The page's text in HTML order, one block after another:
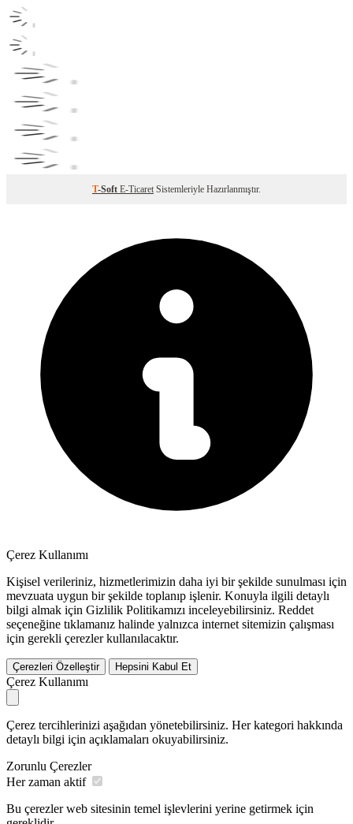
T-Soft E-Ticaret Sistemleriyle Hazırlanmıştır.
Çerez Kullanımı
Kişisel verileriniz, hizmetlerimizin daha iyi bir şekilde sunulması için
mevzuata uygun bir şekilde toplanıp işlenir. Konuyla ilgili detaylı
bilgi almak için Gizlilik Politikamızı inceleyebilirsiniz. Reddet
seçeneğine tıklamanız halinde yalnızca internet sitemizin çalışması
için gerekli çerezler kullanılacaktır.
Çerezleri Özelleştir Hepsini Kabul Et
Çerez Kullanımı
Çerez tercihlerinizi aşağıdan yönetebilirsiniz. Her kategori hakkında
detaylı bilgi için açıklamaları okuyabilirsiniz.
Zorunlu Çerezler
Her zaman aktif
Bu çerezler web sitesinin temel işlevlerini yerine getirmek için